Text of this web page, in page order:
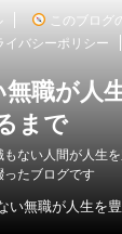
このブログ
イバシーポリシー
職が人
まで
ない人間が人生
ったブログです
無職が人生を